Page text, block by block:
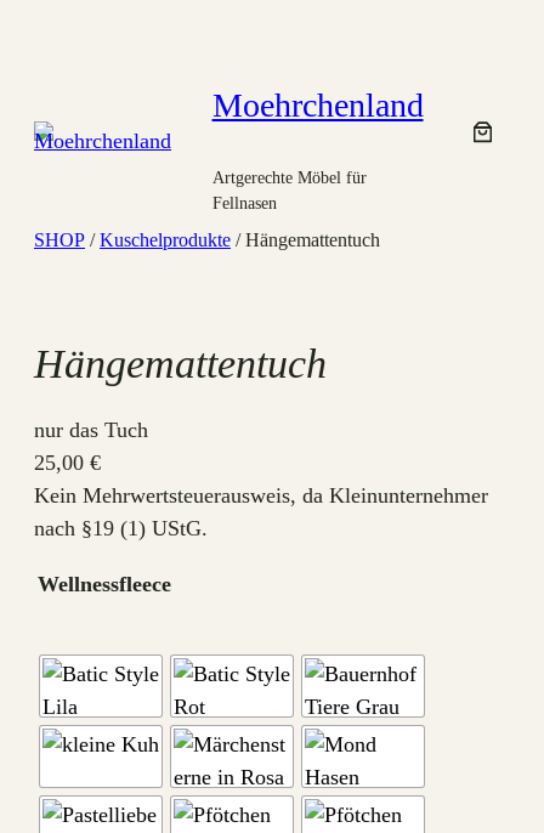
Moehrchenland
Artgerechte Möbel für
Fellnasen
SHOP /Kuschelprodukte / Hängemattentuch
Hängemattentuch
nur das Tuch
25,00 €
Kein Mehrwertsteuerausweis, da Kleinunternehmer
nach §19 (1) UStG.
Wellnessfleece